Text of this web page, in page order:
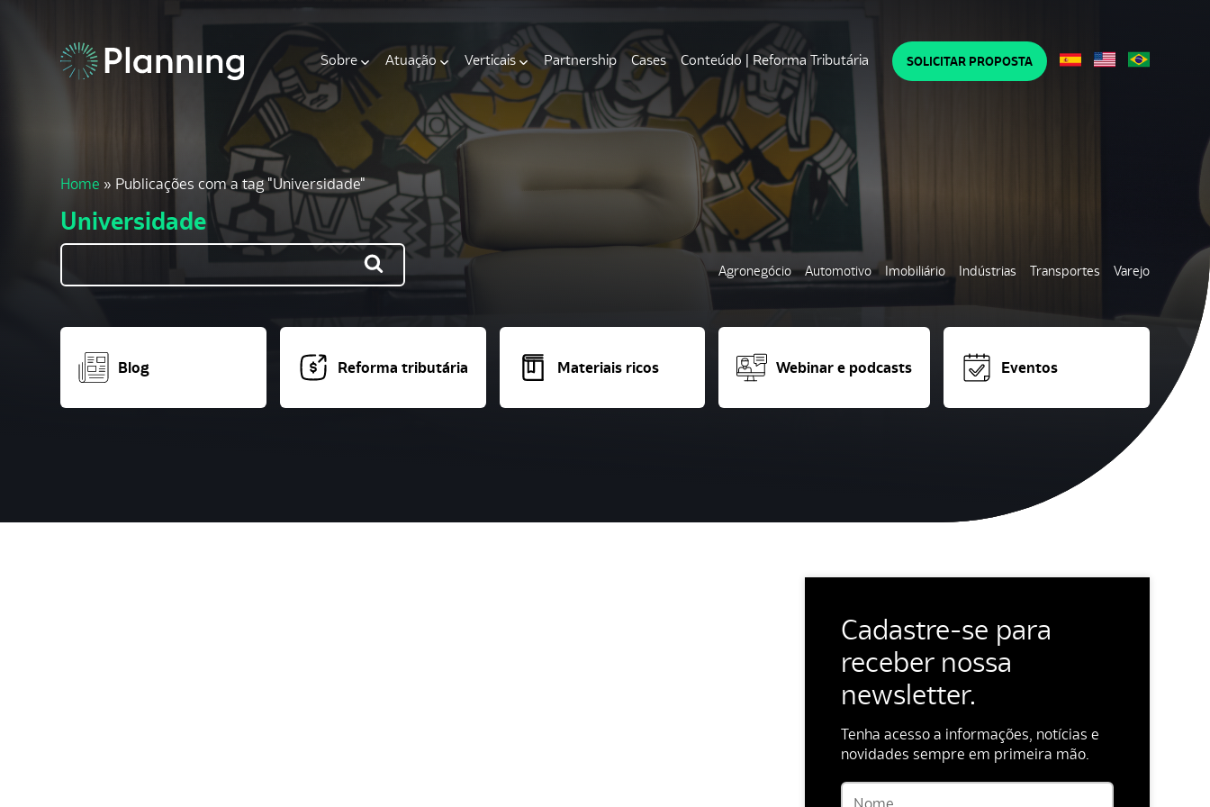
Sobre Atuação Verticais Partnership Cases Conteúdo | Reforma Tributária SOLICITAR PROPOSTA
Home » Publicações com a tag "Universidade"
Universidade
Agronegócio Automotivo Imobiliário Indústrias Transportes Varejo
Blog Reforma tributária Materiais ricos Webinar e podcasts Eventos
Cadastre-se para
receber nossa
newsletter.
Tenha acesso a informações, notícias e
novidades sempre em primeira mão.